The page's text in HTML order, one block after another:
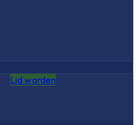
Lid worden